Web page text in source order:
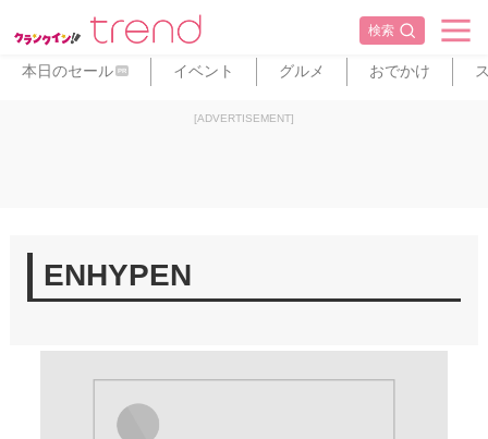
検索
本日のセール PR イベント グルメ おでかけ
[ADVERTISEMENT]
ENHYPEN